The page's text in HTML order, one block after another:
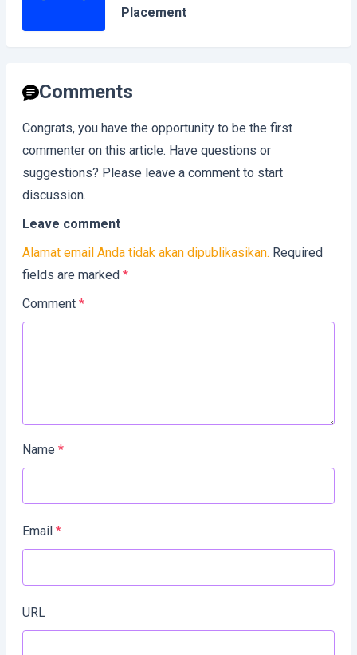
Placement
Comments
Congrats, you have the opportunity to be the first
commenter on this article. Have questions or
suggestions? Please leave a comment to start
discussion.
Leave comment
Alamat email Anda tidak akan dipublikasikan. Required
fields are marked *
Comment *
Name *
Email *
URL